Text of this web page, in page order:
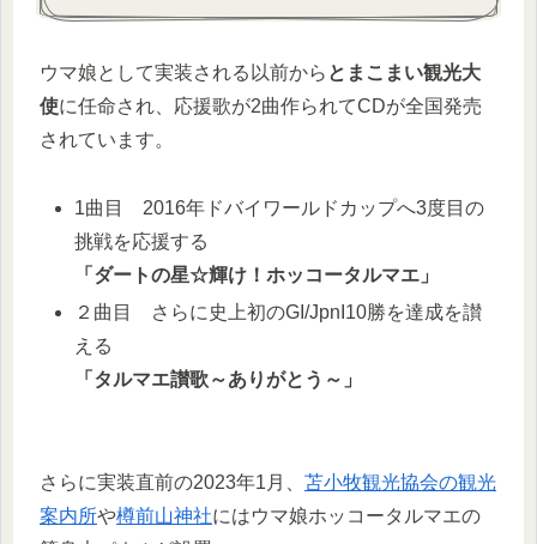
ウマ娘として実装される以前から とまこまい観光大
使に任命され、応援歌が2曲作られてCDが全国発売
されています。
1曲目 2016年ドバイワールドカップへ3度目の
挑戦を応援する
「ダートの星☆輝け！ホッコータルマエ」
２曲目 さらに史上初のGI/JpnI10勝を達成を讃
える
「タルマエ讃歌～ありがとう～」
さらに実装直前の2023年1月、 苫小牧観光協会の観光
案内所や樽前山神社にはウマ娘ホッコータルマエの